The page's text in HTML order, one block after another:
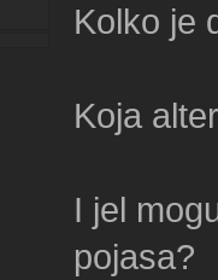
Kolko je
Koja
I jel
pojasa?